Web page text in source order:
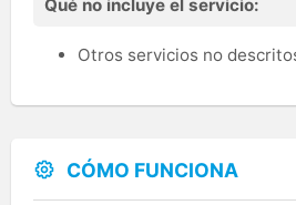
Qué no incluye el servicio:
Otros servicios no
CÓMO FUNCIONA